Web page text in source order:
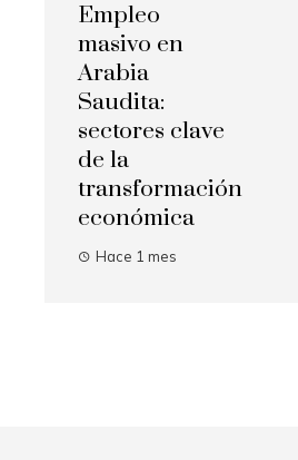
Empleo
masivo en
Arabia
Saudita:
sectores clave
de la
transformación
económica
Hace 1 mes